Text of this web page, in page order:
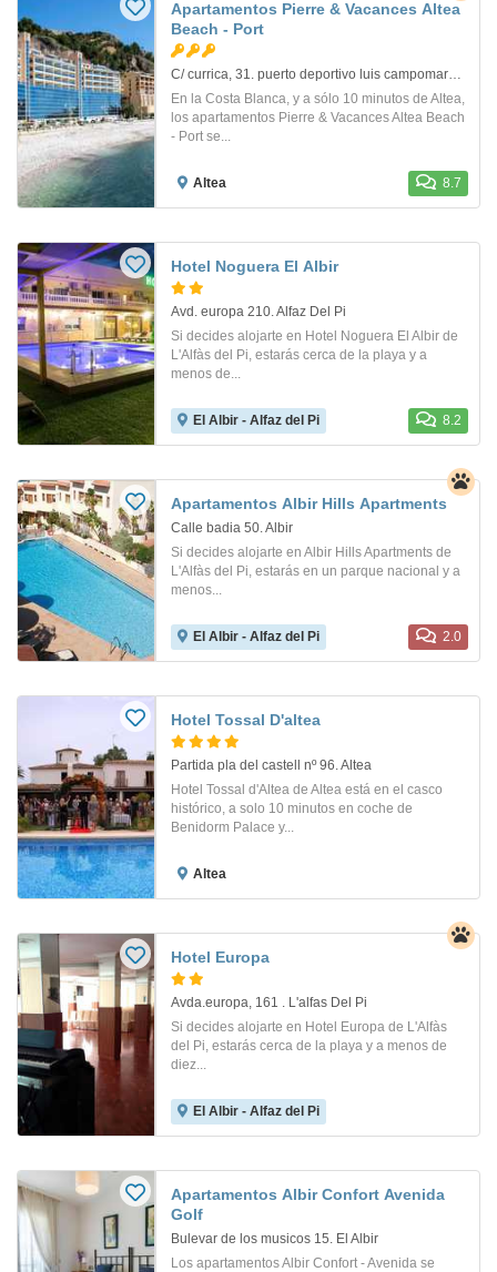
Apartamentos Pierre & Vacances Altea
Beach - Port
En la Costa Blanca, y a sólo 10 minutos de Altea,
los apartamentos Pierre & Vacances Altea Beach
- Port se...
Altea 8.7
Hotel Noguera El Albir
Avd. europa 210. Alfaz Del Pi
Si decides alojarte en Hotel Noguera El Albir de
L'Alfàs del Pi, estarás cerca de la playa y a
menos de...
El Albir - Alfaz del Pi 8.2
Apartamentos Albir Hills Apartments
Calle badia 50. Albir
Si decides alojarte en Albir Hills Apartments de
L'Alfàs del Pi, estarás en un parque nacional y a
menos...
El Albir - Alfaz del Pi 2.0
Hotel Tossal D'altea
Partida pla del castell nº 96. Altea
Hotel Tossal d'Altea de Altea está en el casco
histórico, a solo 10 minutos en coche de
Benidorm Palace y...
Altea
Hotel Europa
Avda.europa, 161 . L'alfas Del Pi
Si decides alojarte en Hotel Europa de L'Alfàs
del Pi, estarás cerca de la playa y a menos de
diez...
El Albir - Alfaz del Pi
Apartamentos Albir Confort Avenida
Golf
Bulevar de los musicos 15. El Albir
Los apartamentos Albir Confort - Avenida se